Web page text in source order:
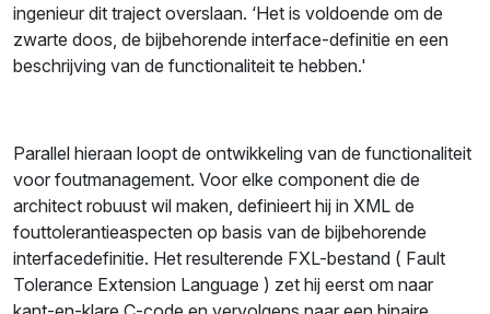
ingenieur dit traject overslaan. ‘Het is voldoende om de
zwarte doos, de bijbehorende interface-definitie en een
beschrijving van de functionaliteit te hebben.'
Parallel hieraan loopt de ontwikkeling van de functionaliteit
voor foutmanagement. Voor elke component die de
architect robuust wil maken, definieert hij in XML de
fouttolerantieaspecten op basis van de bijbehorende
interfacedefinitie. Het resulterende FXL-bestand ( Fault
Tolerance Extension Language ) zet hij eerst om naar